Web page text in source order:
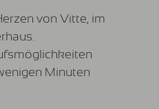
von Vitte, im
Minuten